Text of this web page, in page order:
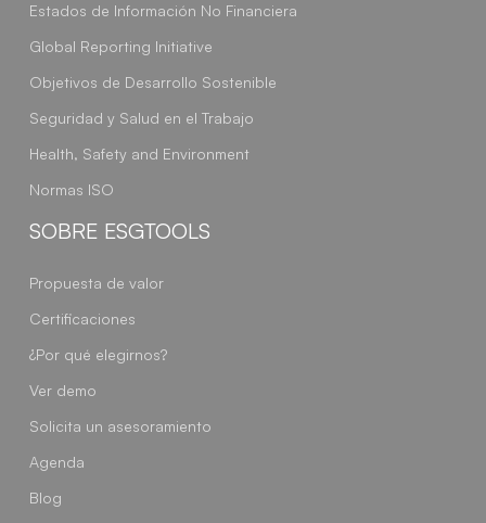
Estados de Información No Financiera
Global Reporting Initiative
Objetivos de Desarrollo Sostenible
Seguridad y Salud en el Trabajo
Health, Safety and Environment
Normas ISO
SOBRE ESGTOOLS
Propuesta de valor
Certificaciones
¿Por qué elegirnos?
Ver demo
Solicita un asesoramiento
Agenda
Blog